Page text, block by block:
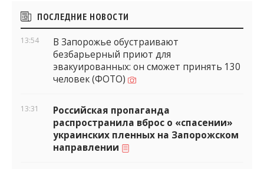
Боковые
виджеты
ПОСЛЕДНИЕ НОВОСТИ
13:54
В Запорожье обустраивают
безбарьерный приют для
эвакуированных: он сможет принять 130
человек (ФОТО)
13:31
Российская пропаганда
распространила вброс о «спасении»
украинских пленных на Запорожском
направлении